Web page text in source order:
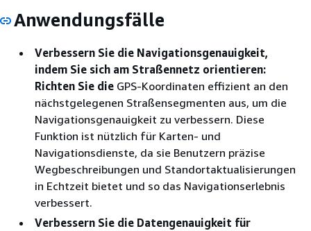
Anwendungsfälle
Verbessern Sie die Navigationsgenauigkeit,
indem Sie sich am Straßennetz orientieren:
Richten Sie die GPS-Koordinaten effizient an den
nächstgelegenen Straßensegmenten aus, um die
Navigationsgenauigkeit zu verbessern. Diese
Funktion ist nützlich für Karten- und
Navigationsdienste, da sie Benutzern präzise
Wegbeschreibungen und Standortaktualisierungen
in Echtzeit bietet und so das Navigationserlebnis
verbessert.
Verbessern Sie die Datengenauigkeit für